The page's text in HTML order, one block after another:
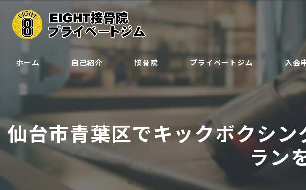
ホーム 自己紹介 接骨院 プライベートジム
クラス
ジュニア会員
予約
入会
仙台市青葉区でキックボクシ
ラン